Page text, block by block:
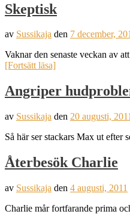
Skeptisk
av Sussikaja den 7 december,
Vaknar den senaste veckan av
[Fortsätt läsa]
Angriper
av Sussikaja den 20 augusti, 2011
Så här ser stackars Max ut
Återbesök Charlie
av Sussikaja den 4 augusti, 2011
Charlie mår fortfarande prima